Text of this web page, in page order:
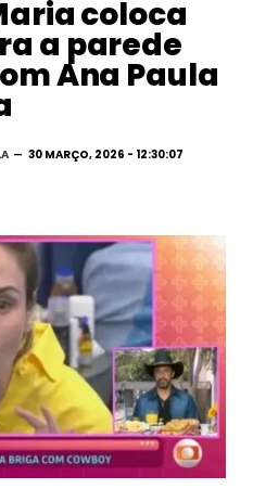
coloca
a parede
Ana Paula
30 MARÇO, 2026 - 12:30:07